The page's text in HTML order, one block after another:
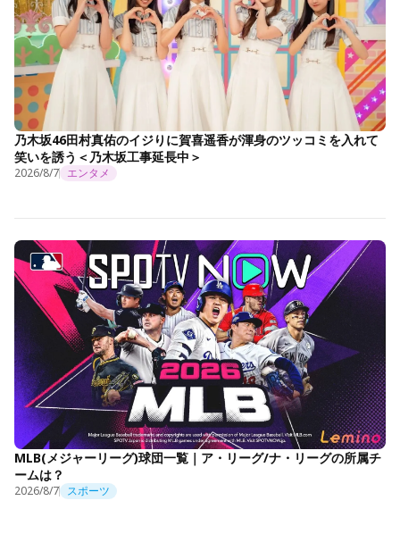
乃木坂46田村真佑のイジりに賀喜遥香が渾身のツッコミを入れて
笑いを誘う＜乃木坂工事延長中＞
2026/8/7 エンタメ
MLB(メジャーリーグ)球団一覧｜ア・リーグ/ナ・リーグの所属チ
ームは？
2026/8/7 スポーツ